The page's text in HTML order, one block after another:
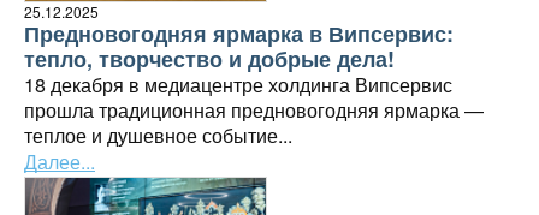
Предновогодняя ярмарка в Випсервис:
тепло, творчество и добрые дела!
18 декабря в медиацентре холдинга Випсервис
прошла традиционная предновогодняя ярмарка —
теплое и душевное событие...
25.12.2025
Далее...